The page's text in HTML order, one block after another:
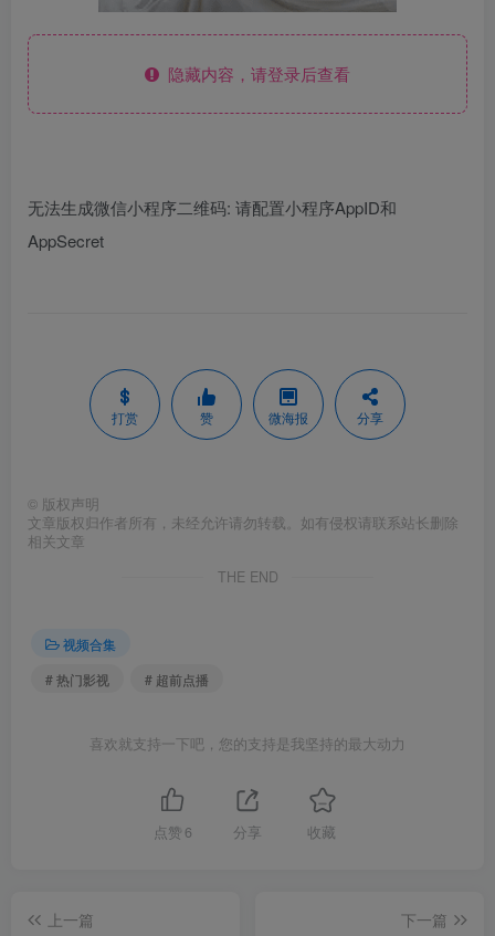
隐藏内容，请登录后查看
无法生成微信小程序二维码: 请配置小程序AppID和
AppSecret
打赏 赞 微海报 分享
© 版权声明
文章版权归作者所有，未经允许请勿转载。如有侵权请联系站长删除
相关文章
THE END
视频合集
# 热门影视
# 超前点播
喜欢就支持一下吧，您的支持是我坚持的最大动力
点赞 6 分享 收藏
上一篇
下一篇